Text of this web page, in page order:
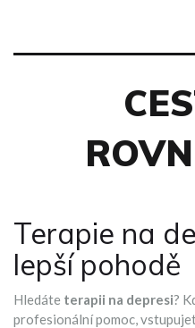
Terapie na
lepší pohodě
Hledáte terapii na depresi?
profesionální pomoc,